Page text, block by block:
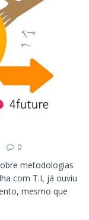
0
metodologias
com T.I, já ouviu
mesmo que